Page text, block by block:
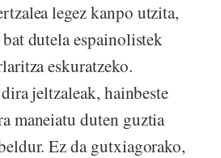
legez kanpo utzita,
dutela espainolistek
eskuratzeko.
jeltzaleak, hainbeste
maneiatu duten guztia
Ez da gutxiagorako,